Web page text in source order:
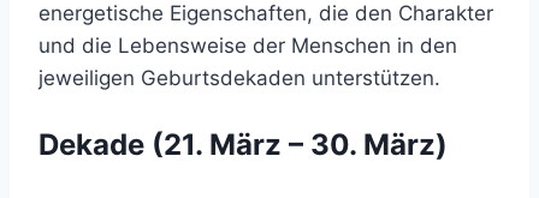
energetische Eigenschaften, die den Charakter
und die Lebensweise der Menschen in den
jeweiligen Geburtsdekaden unterstützen.
Dekade (21. März – 30. März)